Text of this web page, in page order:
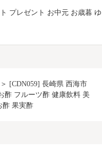
プレゼント お中元 お歳暮 ゆ
[CDN059] 長崎県 西海市
酢 フルーツ酢 健康飲料 美
酢 果実酢